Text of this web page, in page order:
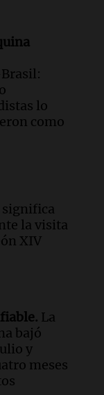
las Altas
sobre
tragedia de
con
en
lo
como
significa
la visita
XIV
La
bajó
y
meses